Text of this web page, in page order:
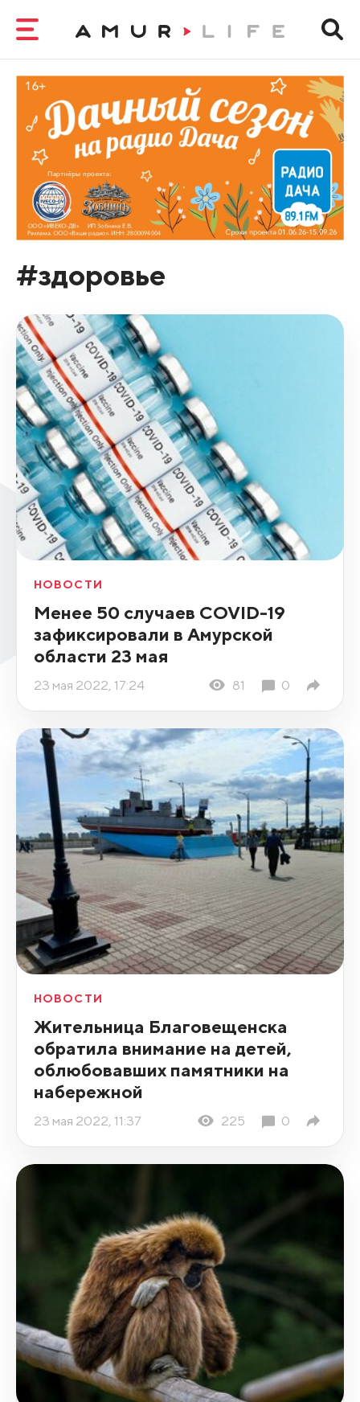
#здоровье
НОВОСТИ
Менее 50 случаев COVID-19
зафиксировали в Амурской
области 23 мая
23 мая 2022, 17:24 81 0
НОВОСТИ
Жительница Благовещенска
обратила внимание на детей,
облюбовавших памятники на
набережной
23 мая 2022, 11:37 225 0